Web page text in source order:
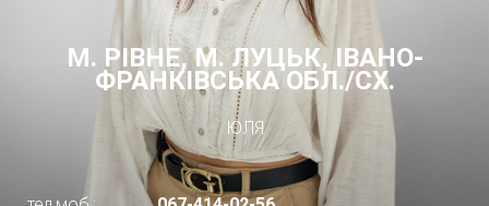
М. РІВНЕ, М. ЛУЦЬК, ІВАНО-
ФРАНКІВСЬКА ОБЛ./СХ.
ЮЛЯ